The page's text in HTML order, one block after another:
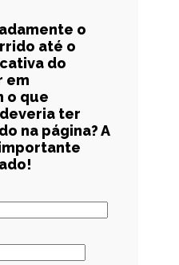
o
até o
do
em
o que
ter
na página? A